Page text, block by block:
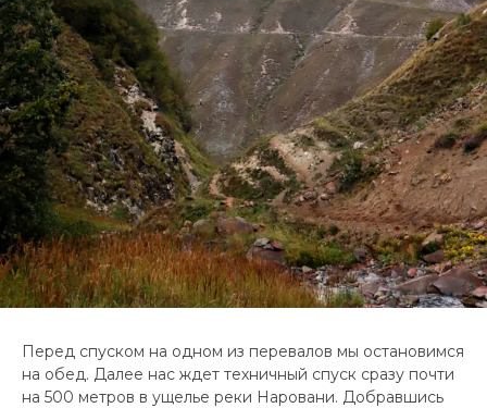
Перед спуском на одном из перевалов мы остановимся
на обед. Далее нас ждет техничный спуск сразу почти
на 500 метров в ущелье реки Наровани. Добравшись